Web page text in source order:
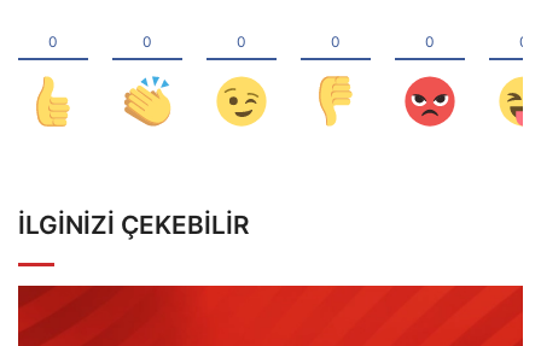
İLGINIZI ÇEKEBILIR